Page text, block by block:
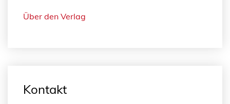
Über den Verlag
Kontakt